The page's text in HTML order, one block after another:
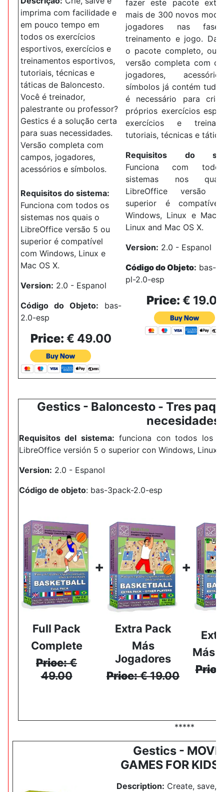
imprima com facilidade e
em pouco tempo em
todos os exercícios
esportivos, exercícios e
treinamentos esportivos,
tutoriais, técnicas e
táticas de Baloncesto.
Você é treinador,
palestrante ou professor?
Gestics é a solução certa
para suas necessidades.
Versão completa com
campos, jogadores,
acessórios e símbolos.
Requisitos do sistema:
Funciona com todos os
sistemas nos quais o
LibreOffice versão 5 ou
superior é compatível
com Windows, Linux e
Mac OS X.
Version: 2.0 - Espanol
Código do Objeto: bas-
2.0-esp
Price: € 49.00
fazer este pacote
mais de 300 novos
jogadores nas
treinamento e jogo.
o pacote completo, ou
versão completa com
jogadores,
símbolos já contém tudo
é necessário para
próprios exercícios
exercícios e
tutoriais, técnicas e
Requisitos do
Funciona com
sistemas nos
LibreOffice versão
superior é
Windows, Linux e Mac
Linux and Mac OS X.
Version: 2.0 - Espanol
Código do Objeto: bas-
pl-2.0-esp
Price: €
Gestics - Baloncesto - Tres
necesidades
Requisitos del sistema: funciona con todos los
LibreOffice versión 5 o superior con Windows, Linux
Version: 2.0 - Espanol
Código de objeto: bas-3pack-2.0-esp
+ +
Full Pack
Complete
Price:€
49.00
Extra Pack
Más
Jogadores
Price:€ 19.00
Más
*****
Gestics -
GAMES FOR
Description: Create, save,